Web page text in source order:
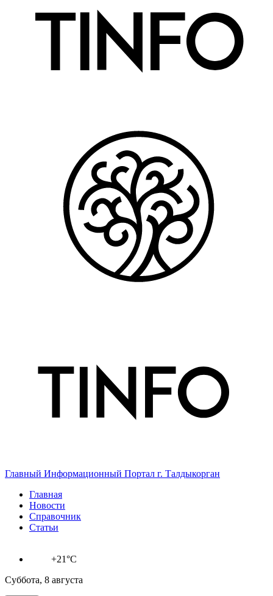
Главный Информационный Портал г. Талдыкорган
Главная
Новости
Справочник
Статьи
+21°C
Суббота, 8 августа